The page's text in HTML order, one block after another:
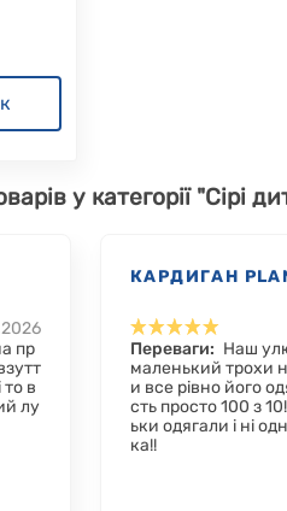
у категорії "Сірі
пр
в
лу
КАРДИГАН
Переваги: Наш
маленький трохи
и все рівно його
сть просто 100 з
ьки одягали і ні
ка!!